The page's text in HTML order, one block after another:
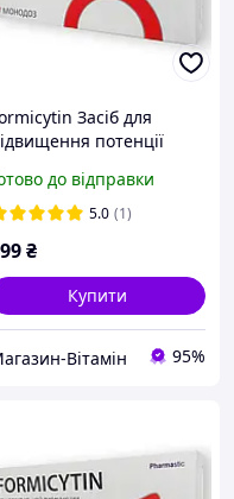
Засіб для
потенції
для ерекцій
збудник
до відправки
5.0 (1)
₴
Купити
Вітамін 95%